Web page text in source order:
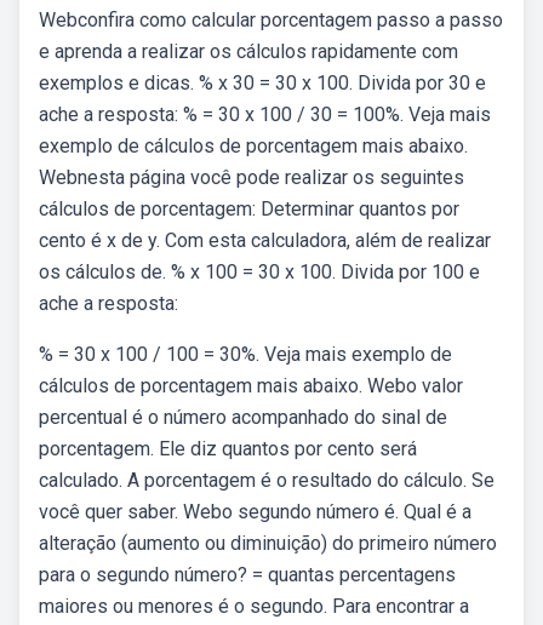
Webconfira como calcular porcentagem passo a passo
e aprenda a realizar os cálculos rapidamente com
exemplos e dicas. % x 30 = 30 x 100. Divida por 30 e
ache a resposta: % = 30 x 100 / 30 = 100%. Veja mais
exemplo de cálculos de porcentagem mais abaixo.
Webnesta página você pode realizar os seguintes
cálculos de porcentagem: Determinar quantos por
cento é x de y. Com esta calculadora, além de realizar
os cálculos de. % x 100 = 30 x 100. Divida por 100 e
ache a resposta:
% = 30 x 100 / 100 = 30%. Veja mais exemplo de
cálculos de porcentagem mais abaixo. Webo valor
percentual é o número acompanhado do sinal de
porcentagem. Ele diz quantos por cento será
calculado. A porcentagem é o resultado do cálculo. Se
você quer saber. Webo segundo número é. Qual é a
alteração (aumento ou diminuição) do primeiro número
para o segundo número? = quantas percentagens
maiores ou menores é o segundo. Para encontrar a